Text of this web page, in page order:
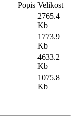
Popis Velikost
2765.4
Kb
1773.9
Kb
4633.2
Kb
1075.8
Kb